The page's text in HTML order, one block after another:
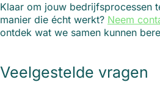
Klaar om jouw bedrijfsprocessen
manier die écht werkt? Neem
ontdek wat we samen kunnen
Veelgestelde vragen